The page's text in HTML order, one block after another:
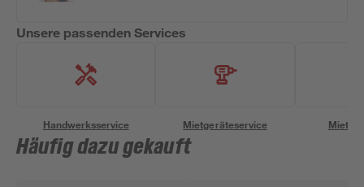
Unsere passenden Services
Handwerksservice Mietgeräteservice
Häufig dazu gekauft